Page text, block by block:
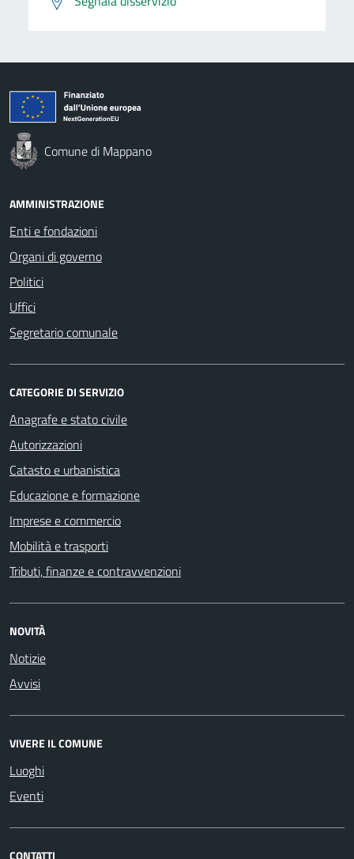
Comune di Mappano
AMMINISTRAZIONE
Enti e fondazioni
Organi di governo
Politici
Uffici
Segretario comunale
CATEGORIE DI SERVIZIO
Anagrafe e stato civile
Autorizzazioni
Catasto e urbanistica
Educazione e formazione
Imprese e commercio
Mobilità e trasporti
Tributi, finanze e contravvenzioni
NOVITÀ
Notizie
Avvisi
VIVERE IL COMUNE
Luoghi
Eventi
CONTATTI